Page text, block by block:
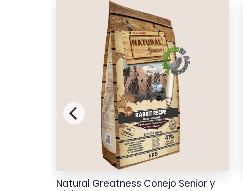
Natural Greatness Conejo Senior y